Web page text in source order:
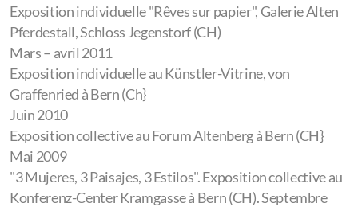
Exposition individuelle "Rêves sur papier", Galerie Alten
Pferdestall, Schloss Jegenstorf (CH)
Mars – avril 2011
Exposition individuelle au Künstler-Vitrine, von
Graffenried à Bern (Ch}
Juin 2010
Exposition collective au Forum Altenberg à Bern (CH}
Mai 2009
"3 Mujeres, 3 Paisajes, 3 Estilos". Exposition collective au
Konferenz-Center Kramgasse à Bern (CH). Septembre